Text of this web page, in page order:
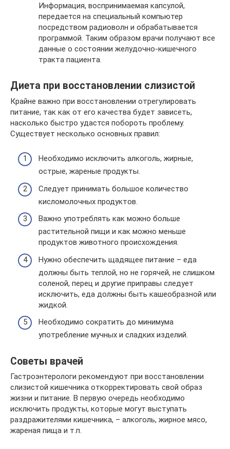
Информация, воспринимаемая капсулой,
передается на специальный компьютер
посредством радиоволн и обрабатывается
программой. Таким образом врачи получают все
данные о состоянии желудочно-кишечного
тракта пациента.
Диета при восстановлении слизистой
Крайне важно при восстановлении отрегулировать
питание, так как от его качества будет зависеть,
насколько быстро удастся побороть проблему.
Существует несколько основных правил:
Необходимо исключить алкоголь, жирные,
острые, жареные продукты.
Следует принимать большое количество
кисломолочных продуктов.
Важно употреблять как можно больше
растительной пищи и как можно меньше
продуктов животного происхождения.
Нужно обеспечить щадящее питание – еда
должны быть теплой, но не горячей, не слишком
соленой, перец и другие приправы следует
исключить, еда должны быть кашеобразной или
жидкой.
Необходимо сократить до минимума
употребление мучных и сладких изделий.
Советы врачей
Гастроэнтерологи рекомендуют при восстановлении
слизистой кишечника откорректировать свой образ
жизни и питание. В первую очередь необходимо
исключить продукты, которые могут выступать
раздражителями кишечника, – алкоголь, жирное мясо,
жареная пища и т.п.